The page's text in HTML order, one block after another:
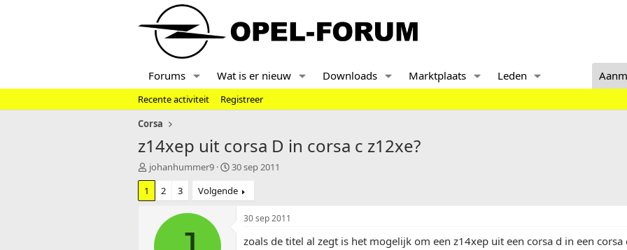
Forums Wat is er nieuw Downloads Marktplaats Leden
Recente activiteit
Registreer
Corsa
z14xep uit corsa D in corsa c z12xe?
T
o
i
johanhummer9
S
a
r
30 sep 2011
1
2 3 Volgende
30 sep 2011
zoals de titel al zegt is het mogelijk om een z14xep uit een corsa d in een